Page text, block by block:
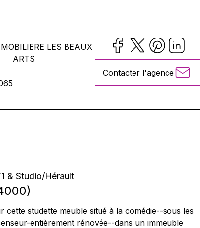
LES BEAUX
ARTS
Contacter l'agence
& Studio/Hérault
)
studette meuble situé à la comédie--sous les
entièrement rénovée--dans un immeuble